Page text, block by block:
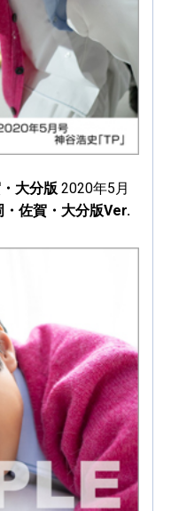
大分版 2020年5月
・佐賀・大分版Ver.